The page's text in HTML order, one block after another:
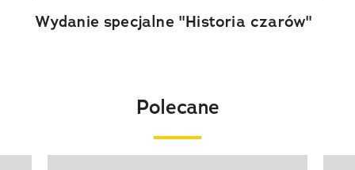
Wydanie specjalne "Historia czarów"
Polecane